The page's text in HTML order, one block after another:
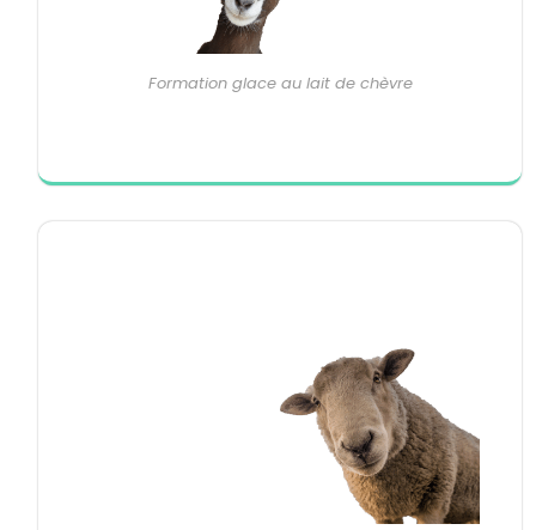
Formation glace au lait de chèvre